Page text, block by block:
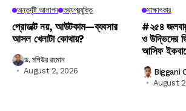
অন্তর্দৃষ্টি আলাপন তথ্যপ্রযুক্তি
প্রোডাক্ট নয়, আউটকাম—ব্যবসার
আসল খেলাটা কোথায়?
ড. মশিউর রহমান
August 2, 2026
সাক্ষাৎকার
#২৫৪
ও উদ্ভিদের
আসিফ
Biggani
August